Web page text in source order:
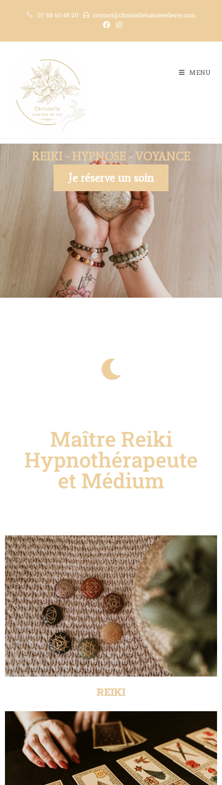
07 68 60 48 20 contact@christellelumieredevie.com
MENU
REIKI - HYPNOSE - VOYANCE
Je réserve un soin
Maître Reiki
Hypnothérapeute
et Médium
REIKI